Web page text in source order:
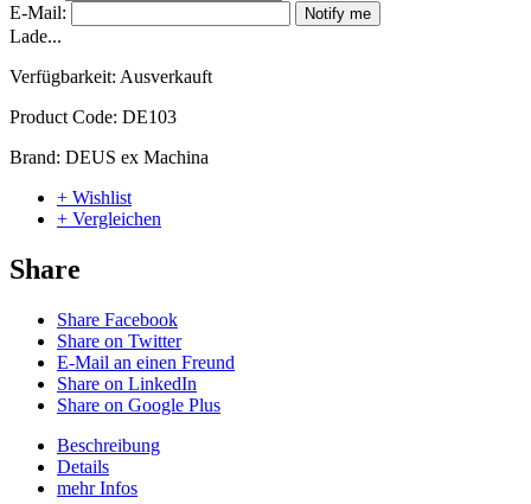
E-Mail:
Notify me
Lade...
Verfügbarkeit: Ausverkauft
Product Code: DE103
Brand: DEUS ex Machina
+ Wishlist
+ Vergleichen
Share
Share Facebook
Share on Twitter
E-Mail an einen Freund
Share on LinkedIn
Share on Google Plus
Beschreibung
Details
mehr Infos